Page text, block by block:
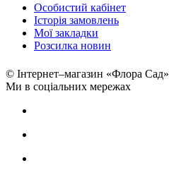
Особистий кабінет
Історія замовлень
Мої закладки
Розсилка новин
© Інтернет–магазин «Флора Сад»
Ми в соціальних мережах